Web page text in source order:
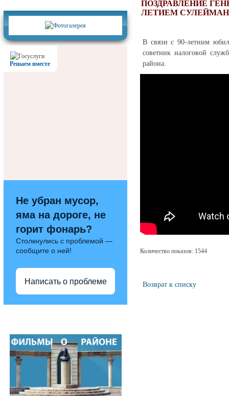
Решаем вместе
Не убран мусор,
яма на дороге, не
горит фонарь?
Столкнулись с проблемой —
сообщите о ней!
Написать о проблеме
ПОЗДРАВЛЕНИЕ
ЛЕТИЕМ
В связи с 90-летним
советник налоговой
района.
Количество показов: 1544
Возврат к списку